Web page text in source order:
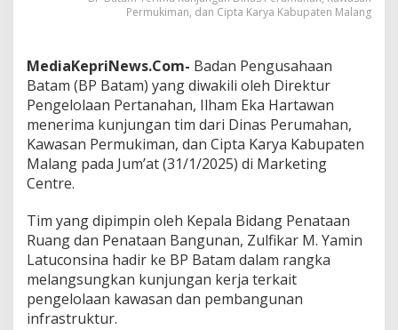
m
n
,
K
a
w
a
s
P
e
r
m
u
k
Permukiman, dan Cipta Karya Kabupaten Malang
MediaKepriNews.Com- Badan Pengusahaan
Batam (BP Batam) yang diwakili oleh Direktur
Pengelolaan Pertanahan, Ilham Eka Hartawan
menerima kunjungan tim dari Dinas Perumahan,
Kawasan Permukiman, dan Cipta Karya Kabupaten
Malang pada Jum’at (31/1/2025) di Marketing
Centre.
Tim yang dipimpin oleh Kepala Bidang Penataan
Ruang dan Penataan Bangunan, Zulfikar M. Yamin
Latuconsina hadir ke BP Batam dalam rangka
melangsungkan kunjungan kerja terkait
pengelolaan kawasan dan pembangunan
infrastruktur.